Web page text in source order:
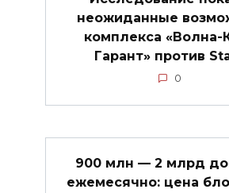
неожиданные
комплекса «Волна-
Гарант» против
0
900 млн — 2 млрд
ежемесячно: цена